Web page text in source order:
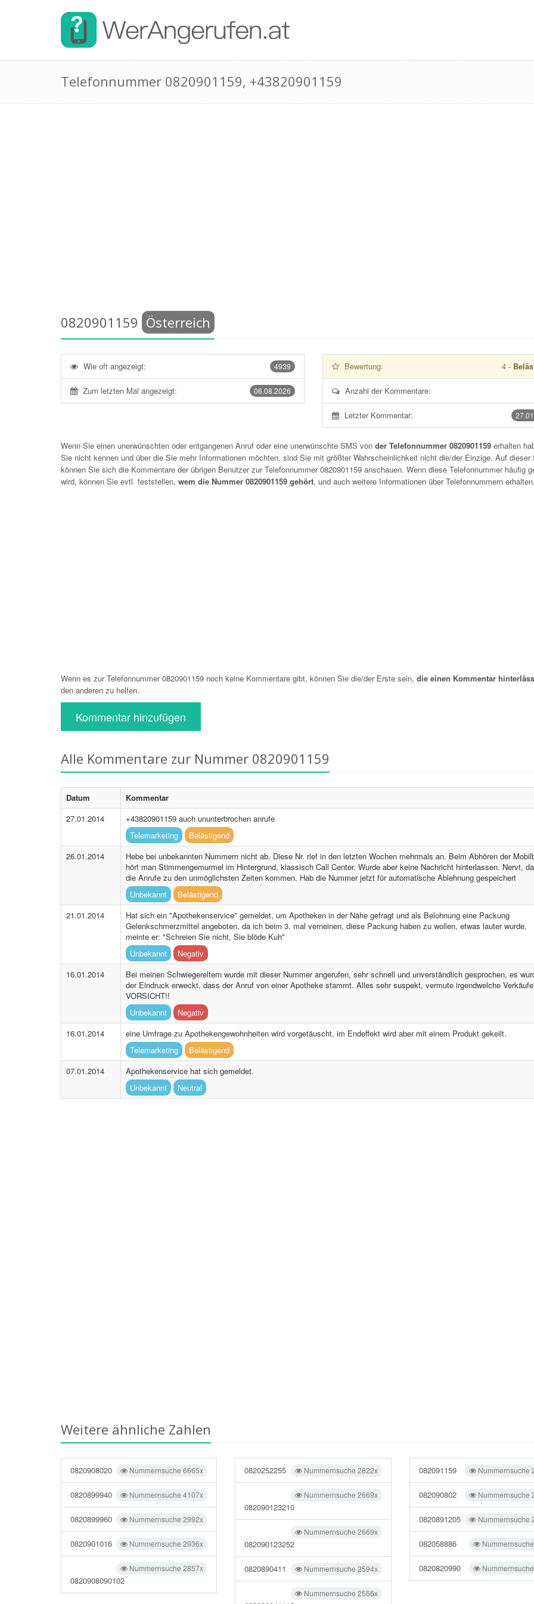
Telefonnummer 0820901159, +43820901159
0820901159 Österreich
4939
Wie oft angezeigt:
06.08.2026
Zum letzten Mal angezeigt:
Bewertung: 4-
Anzahl der Kommentare:
Letzter Kommentar:
Wenn Sie einen unerwünschten oder entgangenen Anruf oder eine unerwünschte SMS von der Telefonnummer 0820901159 erhalten
Sie nicht kennen und über die Sie mehr Informationen möchten, sind Sie mit größter Wahrscheinlichkeit nicht die/der Einzige. Auf dieser
können Sie sich die Kommentare der übrigen Benutzer zur Telefonnummer0820901159 anschauen. Wenn diese Telefonnummer häufig
wird, können Sie evtl. feststellen, wem die Nummer 0820901159 gehört, und auch weitere Informationen über Telefonnummern erhalten.
Wenn es zur Telefonnummer 0820901159 noch keine Kommentare gibt, können Sie die/der Erste sein, die einen Kommentar
den anderen zu helfen.
Kommentar hinzufügen
Alle Kommentare zur Nummer 0820901159
Datum
Kommentar
27.01.2014
+43820901159 auch ununterbrochen anrufe
Telemarketing
Belästigend
26.01.2014
Hebe bei unbekannten Nummern nicht ab. Diese Nr. rief in den letzten Wochen mehrmals an. Beim Abhören der
hört man Stimmengemurmel im Hintergrund, klassisch Call Center. Wurde aber keine Nachricht hinterlassen. Nervt, da
die Anrufe zu den unmöglichsten Zeiten kommen. Hab die Nummer jetzt für automatische Ablehnung gespeichert
Unbekannt
Belästigend
21.01.2014
Hat sich ein "Apothekenservice" gemeldet, um Apotheken in der Nähe gefragt und als Belohnung eine Packung
Gelenkschmerzmittel angeboten, da ich beim 3. mal verneinen, diese Packung haben zu wollen, etwas lauter wurde,
meinte er: "Schreien Sie nicht, Sie blöde Kuh"
Unbekannt
Negativ
16.01.2014
Bei meinen Schwiegereltern wurde mit dieser Nummer angerufen, sehr schnell und unverständlich gesprochen, es
der Eindruck erweckt, dass der Anruf von einer Apotheke stammt. Alles sehr suspekt, vermute irgendwelche
VORSICHT!!
Unbekannt
Negativ
16.01.2014
eine Umfrage zu Apothekengewohnheiten wird vorgetäuscht, im Endeffekt wird aber mit einem Produkt gekeilt.
Telemarketing
Belästigend
07.01.2014
Apothekenservice hat sich gemeldet.
Unbekannt
Neutral
Weitere ähnliche Zahlen
Nummernsuche 6665x
0820908020
Nummernsuche 4107x
0820899940
Nummernsuche 2992x
0820899960
Nummernsuche 2936x
0820901016
Nummernsuche 2857x
0820908090102
Nummernsuche 2822x
0820252255
Nummernsuche 2669x
082090123210
Nummernsuche 2669x
082090123252
Nummernsuche 2594x
0820890411
Nummernsuche 2556x
Nummernsuche
082091159
Nummernsuche
082090802
Nummernsuche
0820891205
082058886
0820820990